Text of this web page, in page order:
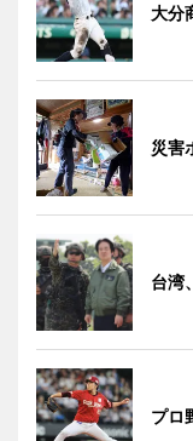
大分
災害
台湾
プロ